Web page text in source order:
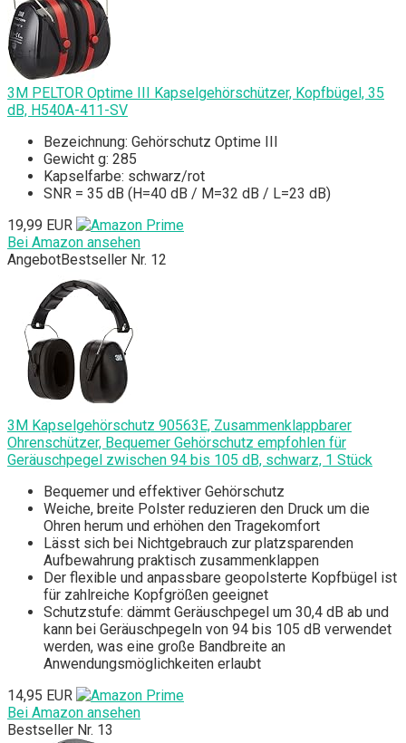
3M PELTOR Optime III Kapselgehörschützer, Kopfbügel, 35
dB, H540A-411-SV
Bezeichnung: Gehörschutz Optime III
Gewicht g: 285
Kapselfarbe: schwarz/rot
SNR = 35 dB (H=40 dB / M=32 dB / L=23 dB)
19,99 EUR
Bei Amazon ansehen
AngebotBestseller Nr. 12
3M Kapselgehörschutz 90563E, Zusammenklappbarer
Ohrenschützer, Bequemer Gehörschutz empfohlen für
Geräuschpegel zwischen 94 bis 105 dB, schwarz, 1 Stück
Bequemer und effektiver Gehörschutz
Weiche, breite Polster reduzieren den Druck um die
Ohren herum und erhöhen den Tragekomfort
Lässt sich bei Nichtgebrauch zur platzsparenden
Aufbewahrung praktisch zusammenklappen
Der flexible und anpassbare geopolsterte Kopfbügel ist
für zahlreiche Kopfgrößen geeignet
Schutzstufe: dämmt Geräuschpegel um 30,4 dB ab und
kann bei Geräuschpegeln von 94 bis 105 dB verwendet
werden, was eine große Bandbreite an
Anwendungsmöglichkeiten erlaubt
14,95 EUR
Bei Amazon ansehen
Bestseller Nr. 13